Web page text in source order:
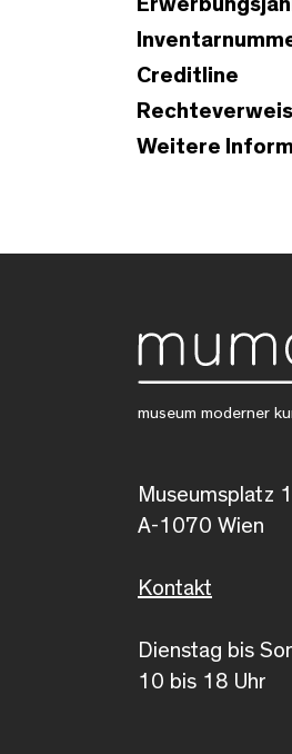
Creditline
Rechteverweis
Weitere
museum moderner
Museumsplatz 1
A-1070 Wien
Kontakt
Dienstag bis
10 bis 18 Uhr